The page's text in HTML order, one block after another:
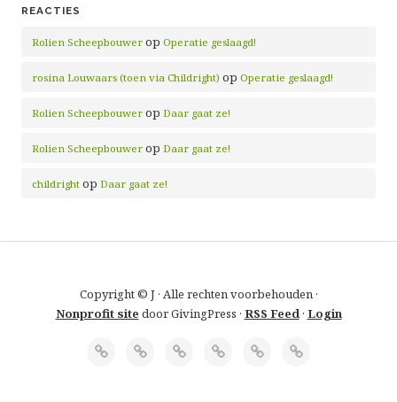
REACTIES
Rolien Scheepbouwer op Operatie geslaagd!
rosina Louwaars (toen via Childright) op Operatie geslaagd!
Rolien Scheepbouwer op Daar gaat ze!
Rolien Scheepbouwer op Daar gaat ze!
childright op Daar gaat ze!
Copyright © J · Alle rechten voorbehouden ·
Nonprofit site door GivingPress · RSS Feed· Login